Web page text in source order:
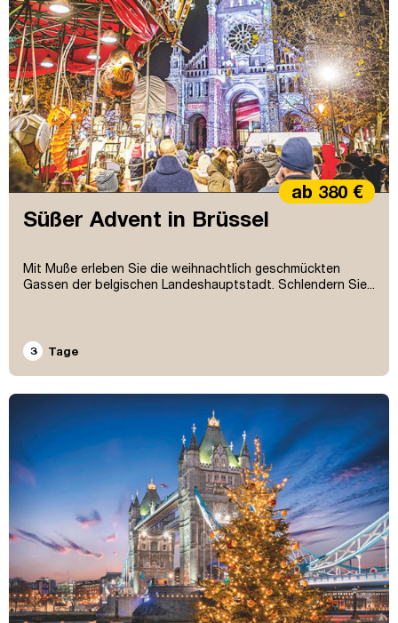
Süßer Advent in Brüssel
Mit Muße erleben Sie die weihnachtlich geschmückten
Gassen der belgischen Landeshauptstadt. Schlendern Sie...
ab 380 €
3 Tage